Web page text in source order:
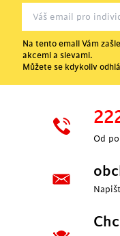
Na tento email Vám
akcemi a slevami.
Můžete se kdykoliv
Od